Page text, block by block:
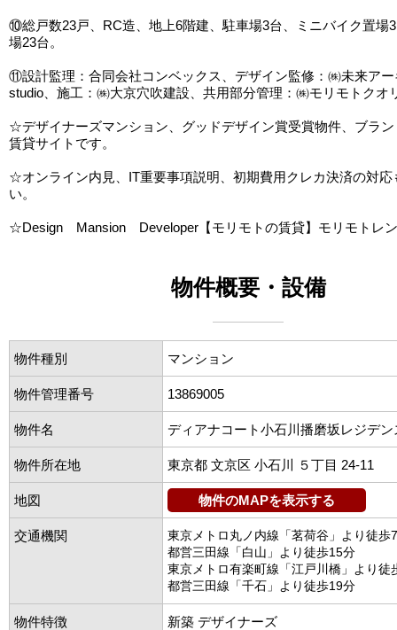
⑩総戸数23戸、RC造、地上6階建、駐車場3台、ミニバイク置場
場23台。
⑪設計監理：合同会社コンベックス、デザイン監修：㈱未来ア
studio、施工：㈱大京穴吹建設、共用部分管理：㈱モリモトクオ
☆デザイナーズマンション、グッドデザイン賞受賞物件、ブラ
賃貸サイトです。
☆オンライン内見、IT重要事項説明、初期費用クレカ決済の対応
い。
☆Design Mansion Developer【モリモトの賃貸】モリモトレ
物件概要・設備
物件種別 マンション
物件管理番号 13869005
物件名 ディアナコート小石川播磨坂レジデン
物件所在地 東京都 文京区 小石川 ５丁目 24-11
地図 物件のMAPを表示する
交通機関
東京メトロ丸ノ内線「茗荷谷」より徒歩
都営三田線「白山」より徒歩15分
東京メトロ有楽町線「江戸川橋」より徒
都営三田線「千石」より徒歩19分
物件特徴 新築 デザイナーズ